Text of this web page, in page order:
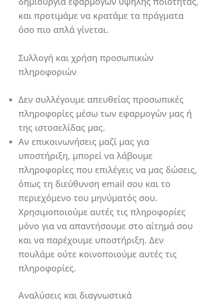
και προτιμάμε να κρατάμε τα πράγματα
όσο πιο απλά γίνεται.
Συλλογή και χρήση προσωπικών
πληροφοριών
Δεν συλλέγουμε απευθείας προσωπικές
πληροφορίες μέσω των εφαρμογών μας ή
της ιστοσελίδας μας.
Αν επικοινωνήσεις μαζί μας για
υποστήριξη, μπορεί να λάβουμε
πληροφορίες που επιλέγεις να μας δώσεις,
όπως τη διεύθυνση email σου και το
περιεχόμενο του μηνύματός σου.
Χρησιμοποιούμε αυτές τις πληροφορίες
μόνο για να απαντήσουμε στο αίτημά σου
και να παρέχουμε υποστήριξη. Δεν
πουλάμε ούτε κοινοποιούμε αυτές τις
πληροφορίες.
Αναλύσεις και διαγνωστικά